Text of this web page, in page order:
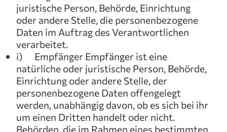
juristische Person, Behörde, Einrichtung
oder andere Stelle, die personenbezogene
Daten im Auftrag des Verantwortlichen
verarbeitet.
i) Empfänger Empfänger ist eine
natürliche oder juristische Person, Behörde,
Einrichtung oder andere Stelle, der
personenbezogene Daten offengelegt
werden, unabhängig davon, ob es sich bei ihr
um einen Dritten handelt oder nicht.
Behörden, die im Rahmen eines bestimmten